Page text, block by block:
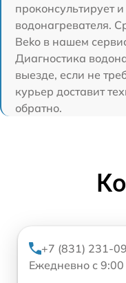
проконсультирует
водонагревателя.
Beko в нашем
Диагностика
выезде, если не
курьер доставит
обратно.
+7 (831) 231-
Ежедневно с